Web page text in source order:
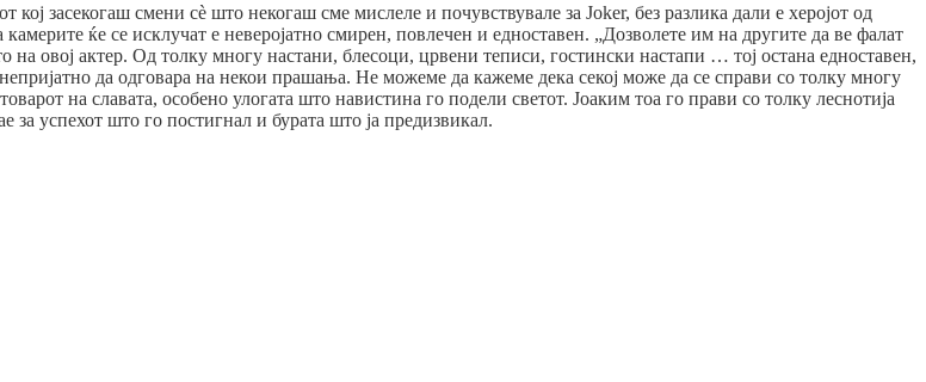
засекогаш смени сè што некогаш сме мислеле и почувствувале за Joker, без разлика дали е херојот од
ќе се исклучат е неверојатно смирен, повлечен и едноставен. „Дозволете им на другите да ве фалат
на овој актер. Од толку многу настани, блесоци, црвени теписи, гостински настапи … тој остана едноставен,
да одговара на некои прашања. Не можеме да кажеме дека секој може да се справи со толку многу
на славата, особено улогата што навистина го подели светот. Јоаким тоа го прави со толку леснотија
успехот што го постигнал и бурата што ја предизвикал.